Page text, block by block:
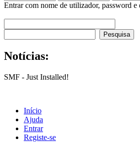
Entrar com nome de utilizador, password e
Notícias:
SMF - Just Installed!
Início
Ajuda
Entrar
Registe-se